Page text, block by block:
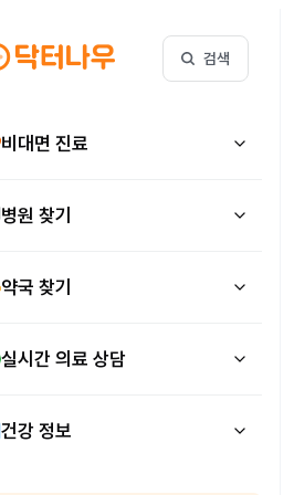
검색
비대면 진료
병원 찾기
약국 찾기
실시간 의료 상담
건강 정보